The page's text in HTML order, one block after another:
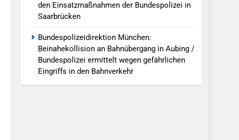
den Einsatzmaßnahmen der Bundespolizei in
Saarbrücken
Bundespolizeidirektion München:
Beinahekollision an Bahnübergang in Aubing /
Bundespolizei ermittelt wegen gefährlichen
Eingriffs in den Bahnverkehr